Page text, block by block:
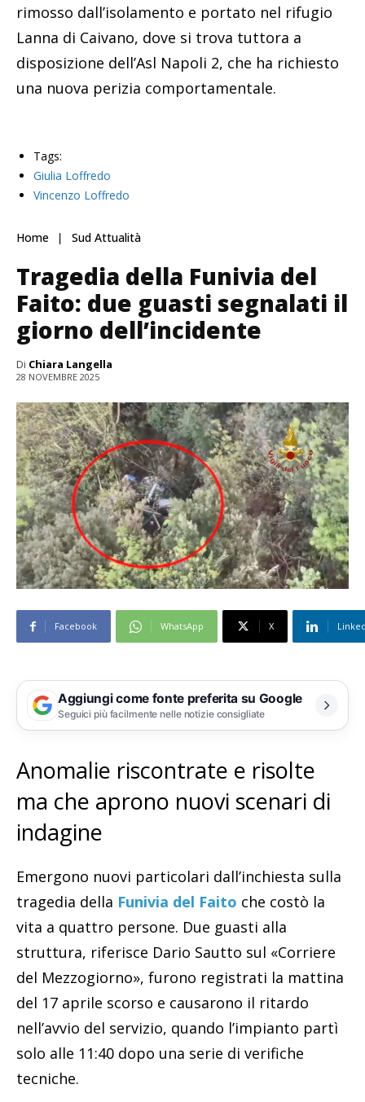
rimosso dall’isolamento e portato nel rifugio
Lanna di Caivano, dove si trova tuttora a
disposizione dell’Asl Napoli 2, che ha richiesto
una nuova perizia comportamentale.
Tags:
Giulia Loffredo
Vincenzo Loffredo
Home Sud Attualità
Tragedia della Funivia del
Faito: due guasti segnalati il
giorno dell’incidente
Di Chiara Langella
28 NOVEMBRE 2025
Facebook WhatsApp X
Aggiungi come fonte preferita su Google
Seguici più facilmente nelle notizie consigliate
Anomalie riscontrate e risolte
ma che aprono nuovi scenari di
indagine
Emergono nuovi particolari dall’inchiesta sulla
tragedia della Funivia del Faito che costò la
vita a quattro persone. Due guasti alla
struttura, riferisce Dario Sautto sul «Corriere
del Mezzogiorno», furono registrati la mattina
del 17 aprile scorso e causarono il ritardo
nell’avvio del servizio, quando l’impianto partì
solo alle 11:40 dopo una serie di verifiche
tecniche.